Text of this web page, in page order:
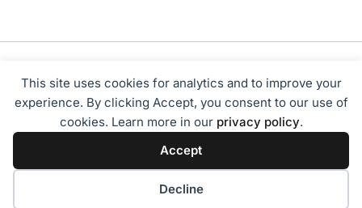
This site uses cookies for analytics and to improve your
experience. By clicking Accept, you consent to our use of
cookies. Learn more in our privacy policy.
Accept
Decline
Tentang Kami Redaksi Disclaimer
Privacy Policy
Pedoman Media Siber